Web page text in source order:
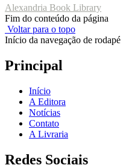
Alexandria Book Library
Fim do conteúdo da página
Voltar para o topo
Início da navegação de rodapé
Principal
Início
A Editora
Notícias
Contato
A Livraria
Redes Sociais